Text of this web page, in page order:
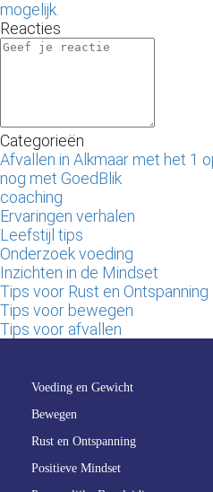
mogelijk.
Reacties
Categorieën
Afvallen in Alkmaar met het 1
nog met GoedBlik
coaching
Ervaringen verhalen
Leefstijl tips
Onderzoek voeding
Inzichten in de Mindset
Tips voor Rust en Ontspanning
Tips voor bewegen
Tips voor afvallen
Voeding en Gewicht
Bewegen
Rust en Ontspanning
Positieve Mindset